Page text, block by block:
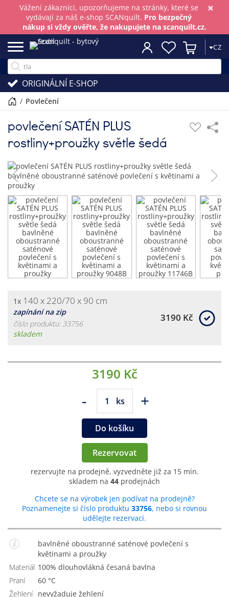
×
Vážení zákazníci, upozorňujeme na stránky, které se
vydávají za náš e-shop SCANquilt. Pro bezpečný
nákup si vždy ověřte, že nakupujete na scanquilt.cz.
CZ
ORIGINÁLNÍ E-SHOP
/ povlečení
povlečení SATÉN PLUS
rostliny+proužky světle šedá
1x 140 x 220/70 x 90 cm
zapínání na zip
číslo produktu: 33756
skladem
3190 Kč
3190 Kč
- ks +
Do košíku
Rezervovat
rezervujte na prodejně, vyzvedněte již za 15 min.
skladem na 44 prodejnách
Chcete se na výrobek jen podívat na prodejně?
Poznamenejte si číslo produktu 33756, nebo si rovnou
udělejte rezervaci.
bavlněné oboustranné saténové povlečení s
květinami a proužky
Materiál
100% dlouhovlákná česaná bavlna
Praní
60 °C
Žehlení
Nevyžaduje žehlení